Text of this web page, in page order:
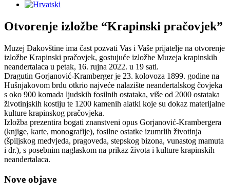
Otvorenje izložbe “Krapinski pračovjek”
Muzej Đakovštine ima čast pozvati Vas i Vaše prijatelje na otvorenje
izložbe Krapinski pračovjek, gostujuće izložbe Muzeja krapinskih
neandertalaca u petak, 16. rujna 2022. u 19 sati.
Dragutin Gorjanović-Kramberger je 23. kolovoza 1899. godine na
Hušnjakovom brdu otkrio najveće nalazište neandertalskog čovjeka
s oko 900 komada ljudskih fosilnih ostataka, više od 2000 ostataka
životinjskih kostiju te 1200 kamenih alatki koje su dokaz materijalne
kulture krapinskog pračovjeka.
Izložba prezentira bogati znanstveni opus Gorjanović-Krambergera
(knjige, karte, monografije), fosilne ostatke izumrlih životinja
(špiljskog medvjeda, pragoveda, stepskog bizona, vunastog mamuta
i dr.), s posebnim naglaskom na prikaz života i kulture krapinskih
neandertalaca.
Nove objave